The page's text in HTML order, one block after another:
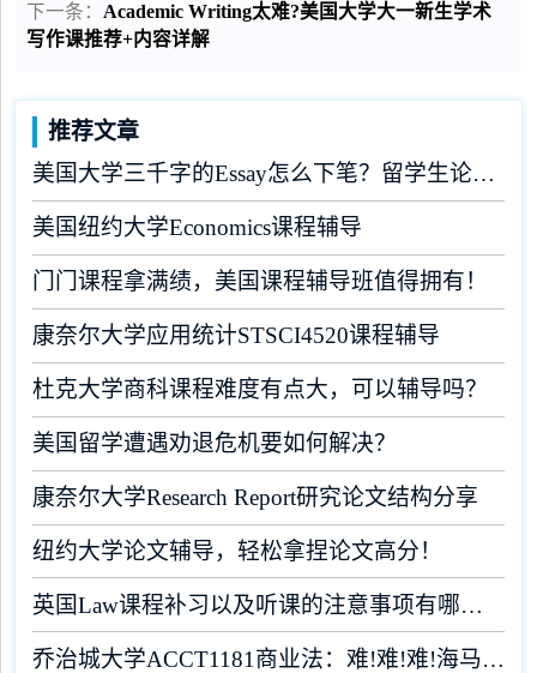
下一条： Academic Writing太难?美国大学大一新生学术
写作课推荐+内容详解
推荐文章
美国大学三千字的Essay怎么下笔？留学生论文辅导
美国纽约大学Economics课程辅导
门门课程拿满绩，美国课程辅导班值得拥有！
康奈尔大学应用统计STSCI4520课程辅导
杜克大学商科课程难度有点大，可以辅导吗？
美国留学遭遇劝退危机要如何解决？
康奈尔大学Research Report研究论文结构分享
纽约大学论文辅导，轻松拿捏论文高分！
英国Law课程补习以及听课的注意事项有哪些？
乔治城大学ACCT1181商业法：难!难!难!海马课堂助你闯关